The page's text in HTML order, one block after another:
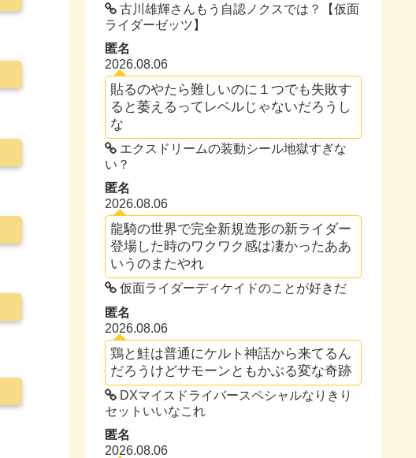
古川雄輝さんもう自認ノクスでは？【仮面
ライダーゼッツ】
匿名
2026.08.06
貼るのやたら難しいのに１つでも失敗す
ると萎えるってレベルじゃないだろうし
な
エクスドリームの装動シール地獄すぎな
い？
匿名
2026.08.06
龍騎の世界で完全新規造形の新ライダー
登場した時のワクワク感は凄かったああ
いうのまたやれ
仮面ライダーディケイドのことが好きだ
匿名
2026.08.06
鶏と鮭は普通にケルト神話から来てるん
だろうけどサモーンともかぶる変な奇跡
DXマイスドライバースペシャルなりきり
セットいいなこれ
匿名
2026.08.06